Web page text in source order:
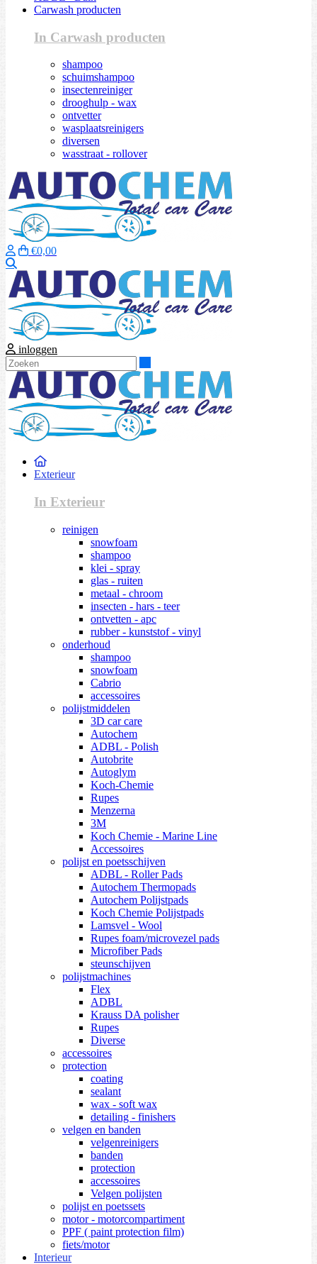
Carwash producten
In Carwash producten
shampoo
schuimshampoo
insectenreiniger
drooghulp - wax
ontvetter
wasplaatsreinigers
diversen
wasstraat - rollover
€0,00
inloggen
Exterieur
In Exterieur
reinigen
snowfoam
shampoo
klei - spray
glas - ruiten
metaal - chroom
insecten - hars - teer
ontvetten - apc
rubber - kunststof - vinyl
onderhoud
shampoo
snowfoam
Cabrio
accessoires
polijstmiddelen
3D car care
Autochem
ADBL - Polish
Autobrite
Autoglym
Koch-Chemie
Rupes
Menzerna
3M
Koch Chemie - Marine Line
Accessoires
polijst en poetsschijven
ADBL - Roller Pads
Autochem Thermopads
Autochem Polijstpads
Koch Chemie Polijstpads
Lamsvel - Wool
Rupes foam/microvezel pads
Microfiber Pads
steunschijven
polijstmachines
Flex
ADBL
Krauss DA polisher
Rupes
Diverse
accessoires
protection
coating
sealant
wax - soft wax
detailing - finishers
velgen en banden
velgenreinigers
banden
protection
accessoires
Velgen polijsten
polijst en poetssets
motor - motorcompartiment
PPF ( paint protection film)
fiets/motor
Interieur